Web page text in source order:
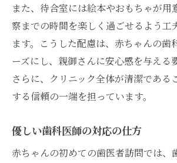
また、待合室には絵本やおもちゃが用
察までの時間を楽しく過ごせるよう工
ます。こうした配慮は、赤ちゃんの歯
ーズにし、親御さんに安心感を与える
さらに、クリニック全体が清潔である
する信頼の一端を担っています。
優しい歯科医師の対応の仕方
赤ちゃんの初めての歯医者訪問では、